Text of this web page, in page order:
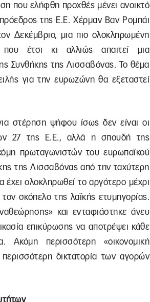
που ελήφθη προχθές μένει ανοικτό
της Ε.Ε. Χέρμαν Βαν Ρομπάι
Δεκέμβριο, μια πιο ολοκληρωμένη
έτσι κι αλλιώς απαιτεί μια
Συνθήκης της Λισσαβόνας. Το θέμα
για την ευρωζώνη θα εξεταστεί
στέρηση ψήφου ίσως δεν είναι οι
27 της Ε.Ε., αλλά η σπουδή της
πρωταγωνιστών του ευρωπαϊκού
της Λισσαβόνας από την ταχύτερη
έχει ολοκληρωθεί το αργότερο μέχρι
σκόπελο της λαϊκής ετυμηγορίας.
και ενταφιάστηκε άνευ
επικύρωσης να αποτρέψει κάθε
περισσότερη «οικονομική
δικτατορία των αγορών